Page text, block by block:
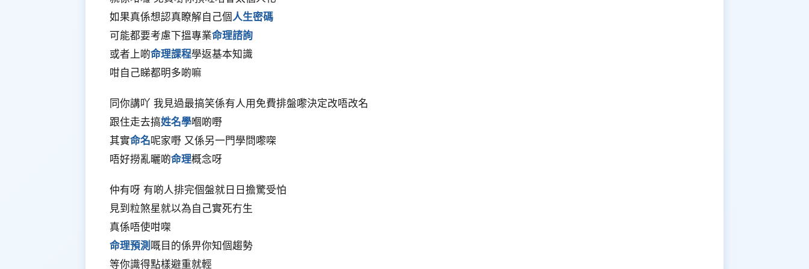
如果真係想認真瞭解自己個人生密碼
可能都要考慮下搵專業命理諮詢
或者上啲命理課程學返基本知識
咁自己睇都明多啲嘛
同你講吖 我見過最搞笑係有人用免費排盤嚟決定改唔改名
跟住走去搞姓名學嗰啲嘢
其實命名呢家嘢 又係另一門學問嚟㗎
唔好撈亂曬啲命理概念呀
仲有呀 有啲人排完個盤就日日擔驚受怕
見到粒煞星就以為自己實死冇生
真係唔使咁㗎
命理預測嘅目的係畀你知個趨勢
等你識得點樣避重就輕